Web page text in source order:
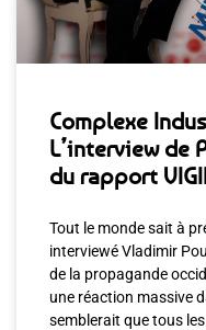
Complexe
L’interview de
du rapport
Tout le monde sait à
interviewé Vladimir
de la propagande
une réaction massive
semblerait que tous